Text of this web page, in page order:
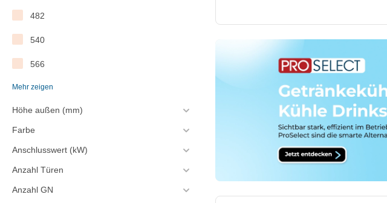
482
540
566
575
585
620
Mehr zeigen
Höhe außen (mm)
Farbe
Anschlusswert (kW)
Anzahl Türen
Anzahl GN